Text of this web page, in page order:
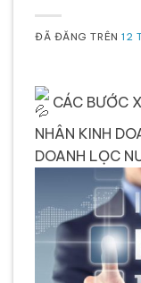
ĐÃ ĐĂNG TRÊN12
CÁC BƯỚC
NHÂN KINH
DOANH LỌC